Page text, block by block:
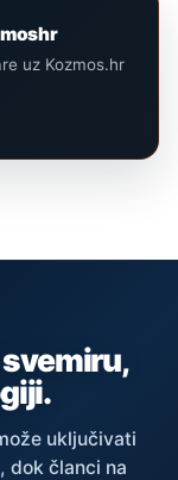
uz Kozmos.hr
uključivati
dok članci na